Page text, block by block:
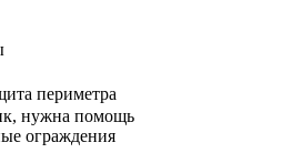
периметра
нужна помощь
ограждения